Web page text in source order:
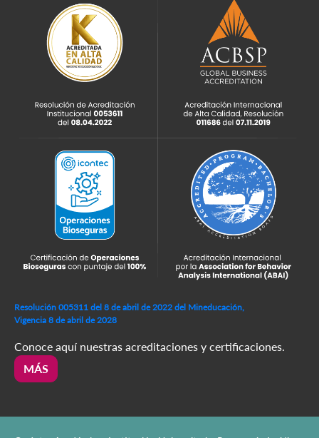
Resolución 005311 del 8 de abril de 2022 del Mineducación,
Vigencia 8 de abril de 2028
Conoce aquí nuestras acreditaciones y certificaciones.
MÁS